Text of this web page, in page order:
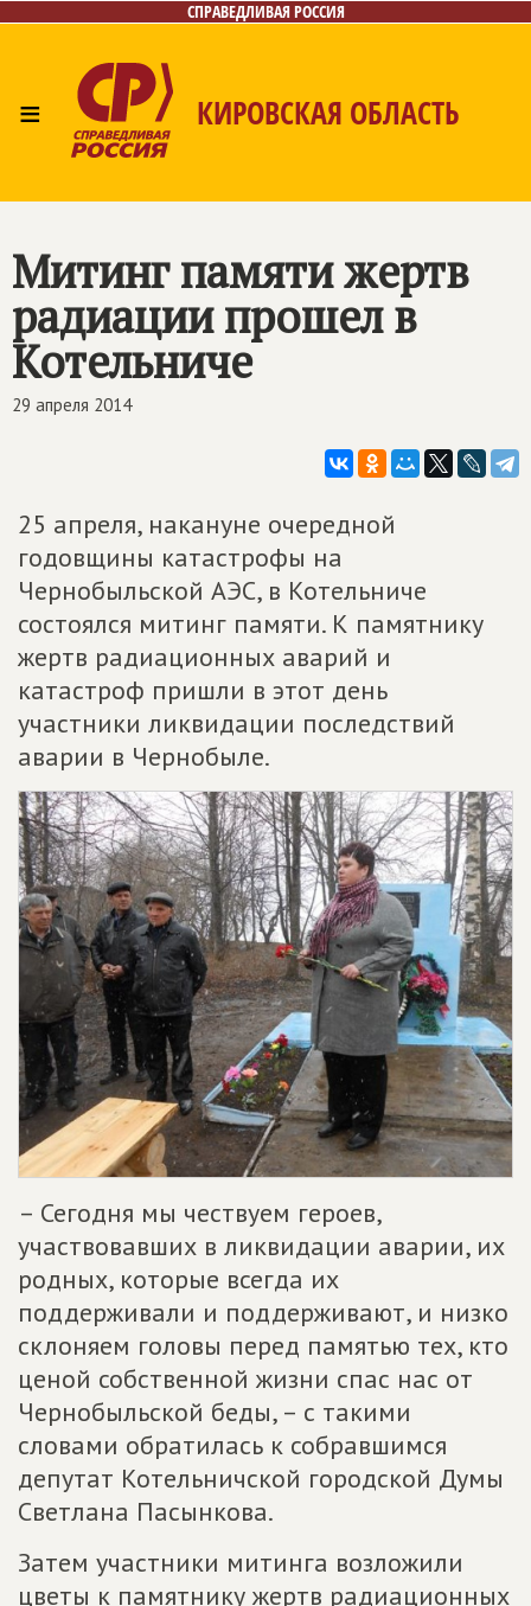
СПРАВЕДЛИВАЯ РОССИЯ
≡ КИРОВСКАЯ ОБЛАСТЬ
Митинг памяти жертв
радиации прошел в
Котельниче
29 апреля 2014
25 апреля, накануне очередной
годовщины катастрофы на
Чернобыльской АЭС, в Котельниче
состоялся митинг памяти. К памятнику
жертв радиационных аварий и
катастроф пришли в этот день
участники ликвидации последствий
аварии в Чернобыле.
– Сегодня мы чествуем героев,
участвовавших в ликвидации аварии, их
родных, которые всегда их
поддерживали и поддерживают, и низко
склоняем головы перед памятью тех, кто
ценой собственной жизни спас нас от
Чернобыльской беды, – с такими
словами обратилась к собравшимся
депутат Котельничской городской Думы
Светлана Пасынкова.
Затем участники митинга возложили
цветы к памятнику жертв радиационных